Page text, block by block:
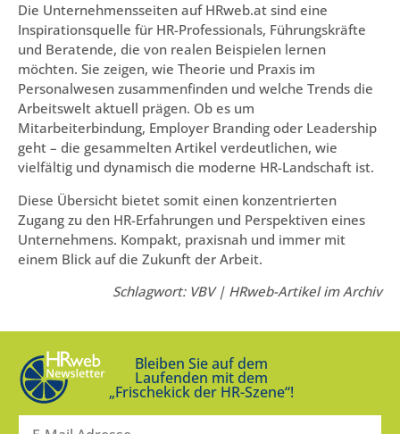
Die Unternehmensseiten auf HRweb.at sind eine
Inspirationsquelle für HR-Professionals, Führungskräfte
und Beratende, die von realen Beispielen lernen
möchten. Sie zeigen, wie Theorie und Praxis im
Personalwesen zusammenfinden und welche Trends die
Arbeitswelt aktuell prägen. Ob es um
Mitarbeiterbindung, Employer Branding oder Leadership
geht – die gesammelten Artikel verdeutlichen, wie
vielfältig und dynamisch die moderne HR-Landschaft ist.
Diese Übersicht bietet somit einen konzentrierten
Zugang zu den HR-Erfahrungen und Perspektiven eines
Unternehmens. Kompakt, praxisnah und immer mit
einem Blick auf die Zukunft der Arbeit.
Schlagwort: VBV | HRweb-Artikel im Archiv
Bleiben Sie auf dem
Laufenden mit dem
„Frischekick der HR-Szene“!